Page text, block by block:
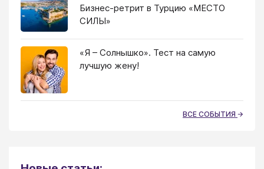
Бизнес-ретрит в Турцию «МЕСТО
СИЛЫ»
«Я – Солнышко». Тест на самую
лучшую жену!
ВСЕ СОБЫТИЯ